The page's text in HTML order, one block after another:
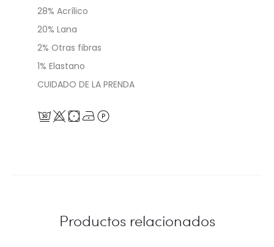
28% Acrílico
20% Lana
2% Otras fibras
1% Elastano
CUIDADO DE LA PRENDA
Productos relacionados